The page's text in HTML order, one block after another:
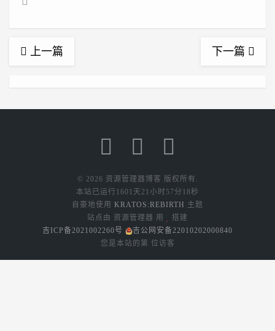
上一篇 下一篇
© 2026 资源管理器博客 版权所有.
本站已运行1601天21小时57分19秒
自豪地使用 KRATOS:REBIRTH 主题
站点由 资源管理器 用
搭建
吉ICP备2021002260号
吉公网安备22010202000840
您是本站的第 位访客